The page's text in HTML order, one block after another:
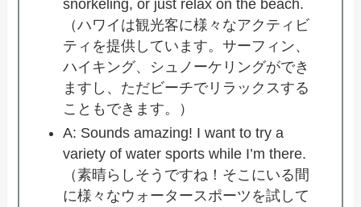
snorkeling, or just relax on the beach.
（ハワイは観光客に様々なアクティビ
ティを提供しています。サーフィン、
ハイキング、シュノーケリングができ
ますし、ただビーチでリラックスする
こともできます。）
A: Sounds amazing! I want to try a
variety of water sports while I’m there.
（素晴らしそうですね！そこにいる間
に様々なウォータースポーツを試して